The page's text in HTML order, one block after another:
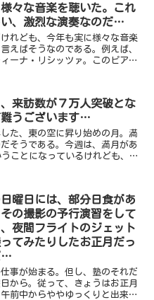
々な音楽を聴いた。これ
、激烈な演奏なのだ…
れども、今年も実に様々な音楽
えばそうなのである。例えば、
ーナ・リシッツァ。このピアニ
来訪数が７万人突破とな
難うございます…
た、東の空に昇り始めの月。満
そうである。今週は、満月があ
ことになっているけれども、
曜日には、部分日食があ
の撮影の予行演習をして
夜間フライトのジェット
てみたりしたお正月だっ
…
事が始まる。但し、塾のそれだ
から。従って、きょうはお正月
前中からややゆっくりと出来